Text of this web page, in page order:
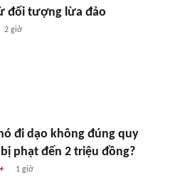
đối tượng lừa đảo
2 giờ
đi dạo không đúng quy
phạt đến 2 triệu đồng?
1 giờ